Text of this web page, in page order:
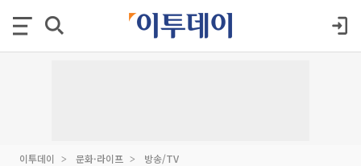
이투데이 문화·라이프 방송/TV